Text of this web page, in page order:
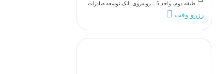
طبقه دوم، واحد 5 – روبه‌روی بانک توسعه صادرات
رزرو وقت